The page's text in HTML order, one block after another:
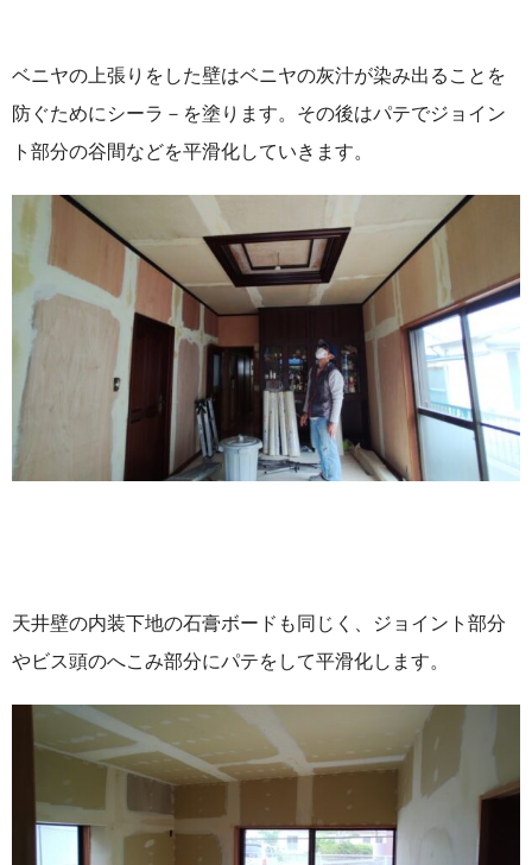
ベニヤの上張りをした壁はベニヤの灰汁が染み出ることを
防ぐためにシーラ－を塗ります。その後はパテでジョイン
ト部分の谷間などを平滑化していきます。
天井壁の内装下地の石膏ボードも同じく、ジョイント部分
やビス頭のへこみ部分にパテをして平滑化します。